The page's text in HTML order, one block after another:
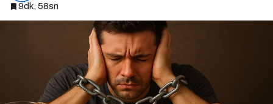
9dk, 58sn